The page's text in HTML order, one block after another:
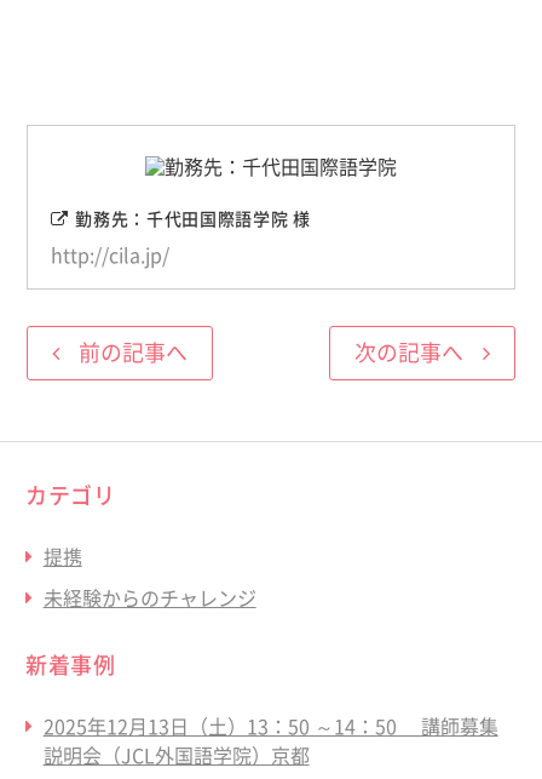
勤務先：千代田国際語学院 様
http://cila.jp/
前の記事へ 次の記事へ
カテゴリ
提携
未経験からのチャレンジ
新着事例
2025年12月13日（土）13：50 ～14：50 講師募集
説明会（JCL外国語学院）京都